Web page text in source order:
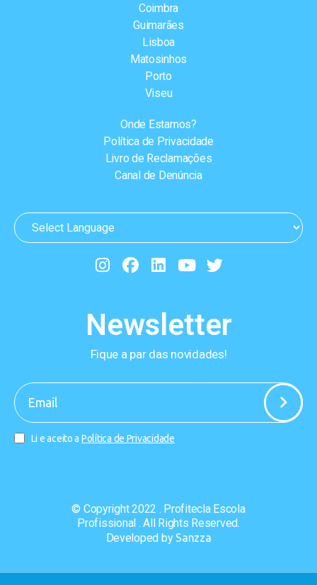
Coimbra
Guimarães
Lisboa
Matosinhos
Porto
Viseu
Onde Estamos?
Política de Privacidade
Livro de Reclamações
Canal de Denúncia
Newsletter
Fique a par das novidades!
Li e aceito a Política de Privacidade
-
© Copyright 2022 . Profitecla Escola
Profissional . All Rights Reserved.
Developed by Sanzza